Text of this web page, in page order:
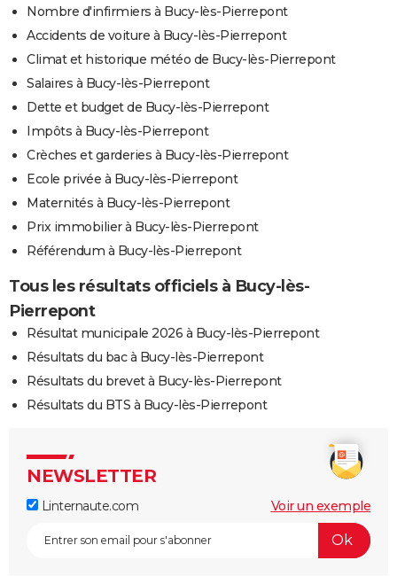
Nombre d'infirmiers à Bucy-lès-Pierrepont
Accidents de voiture à Bucy-lès-Pierrepont
Climat et historique météo de Bucy-lès-Pierrepont
Salaires à Bucy-lès-Pierrepont
Dette et budget de Bucy-lès-Pierrepont
Impôts à Bucy-lès-Pierrepont
Crèches et garderies à Bucy-lès-Pierrepont
Ecole privée à Bucy-lès-Pierrepont
Maternités à Bucy-lès-Pierrepont
Prix immobilier à Bucy-lès-Pierrepont
Référendum à Bucy-lès-Pierrepont
Tous les résultats officiels à Bucy-lès-
Pierrepont
Résultat municipale 2026 à Bucy-lès-Pierrepont
Résultats du bac à Bucy-lès-Pierrepont
Résultats du brevet à Bucy-lès-Pierrepont
Résultats du BTS à Bucy-lès-Pierrepont
NEWSLETTER
Linternaute.com Voir un exemple